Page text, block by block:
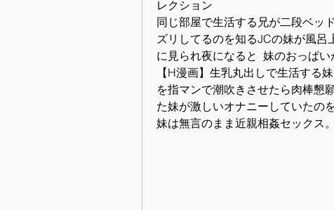
レクション
同じ部屋で生活する兄が二段ベッ
ズリしてるのを知るJCの妹が風
に見られ夜になると  妹のおっぱ
【H漫画】生乳丸出しで生活する
を指マンで潮吹きさせたら肉棒懇
た妹が激しいオナニーしていたの
妹は無言のまま近親相姦セックス